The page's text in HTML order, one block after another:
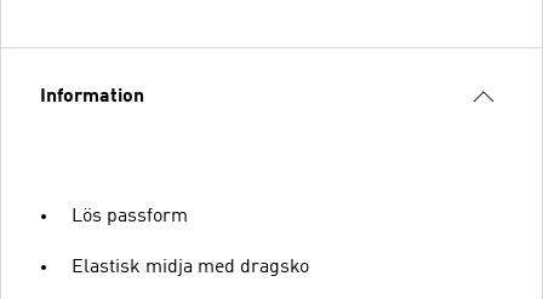
Information
Lös passform
Elastisk midja med dragsko